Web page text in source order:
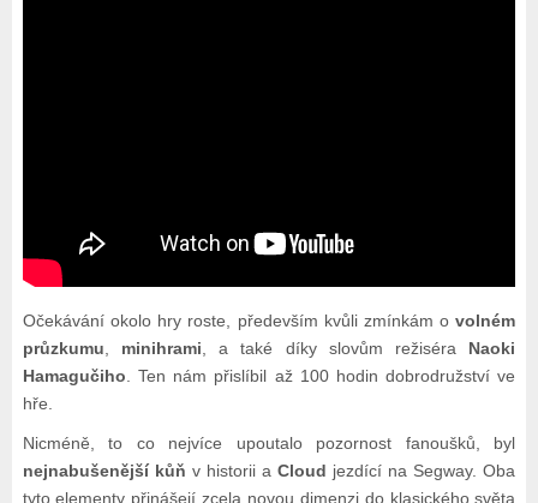
Očekávání okolo hry roste, především kvůli zmínkám ovolném
průzkumu
minihrami , a také díky slovům režiséra Naoki
Hamagučiho . Ten nám přislíbil až 100 hodin dobrodružství ve
hře.
Nicméně, to co nejvíce upoutalo pozornost fanoušků, byl
nejnabušenější kůň v historii aCloud jezdící na Segway. Oba
tyto elementy přinášejí zcela novou dimenzi do klasického světa